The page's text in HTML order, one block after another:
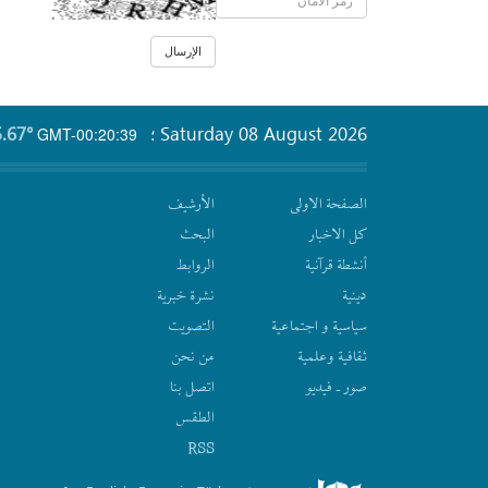
GMT-00:20:39 Saturday 08 August 2026 ؛
الصفحة الاولى
كل الاخبار
أنشطة قرآنیة
دينية
سیاسیة و اجتماعیة
ثقافیة وعلمیة
صور ـ فيديو
الأرشیف
البحث
الروابط
نشرة‌ خبریة
التصويت
من نحن
اتصل بنا
الطقس
RSS